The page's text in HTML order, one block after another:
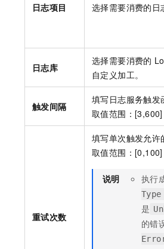
日志项目 选择需要消费的日
日志库
选择需要消费的
自定义加工。
触发间隔
填写日志服务触发
取值范围：[3,600]
重试次数
填写单次触发允许
取值范围：[0,100]
说明 执行
Type
是
的错